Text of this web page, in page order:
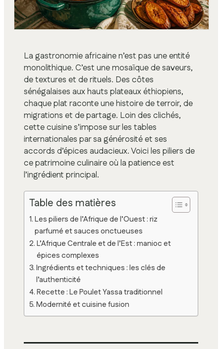
La gastronomie africaine n’est pas une entité
monolithique. C’est une mosaïque de saveurs,
de textures et de rituels. Des côtes
sénégalaises aux hauts plateaux éthiopiens,
chaque plat raconte une histoire de terroir, de
migrations et de partage. Loin des clichés,
cette cuisine s’impose sur les tables
internationales par sa générosité et ses
accords d’épices audacieux. Voici les piliers de
ce patrimoine culinaire où la patience est
l’ingrédient principal.
Table des matières
Les piliers de l’Afrique de l’Ouest : riz
parfumé et sauces onctueuses
L’Afrique Centrale et de l’Est : manioc et
épices complexes
Ingrédients et techniques : les clés de
l’authenticité
Recette : Le Poulet Yassa traditionnel
Modernité et cuisine fusion